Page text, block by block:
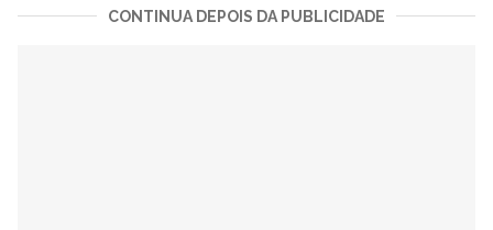
CONTINUA DEPOIS DA PUBLICIDADE